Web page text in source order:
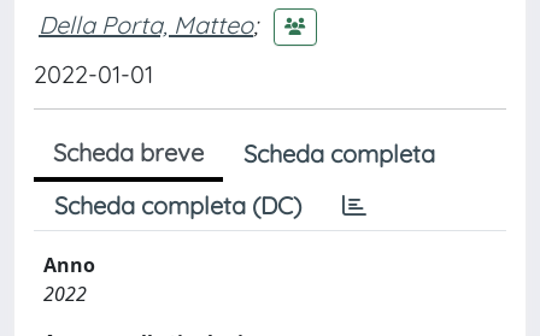
Della Porta, Matteo;
2022-01-01
Scheda breve
Scheda completa
Scheda completa (DC)
Anno
2022